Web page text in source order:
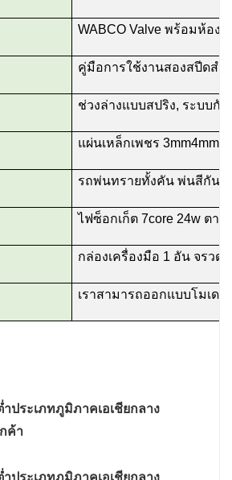
WABCO Valve พร้อมห้อง
คู่มือการใช้งานสองสปีดสำ
ช่วงล่างแบบสปริง, ระบบกั
แผ่นเหล็กเพชร
รถพ่นทรายทั้งคัน พ่นสีกัน
ไฟซ็อกเก็ต 7core 24w ตา
กล่องเครื่องมือ 1 อัน จรวด
เราสามารถออกแบบโมเด
ค้า